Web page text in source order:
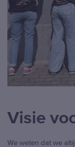
Visie
We weten dat we